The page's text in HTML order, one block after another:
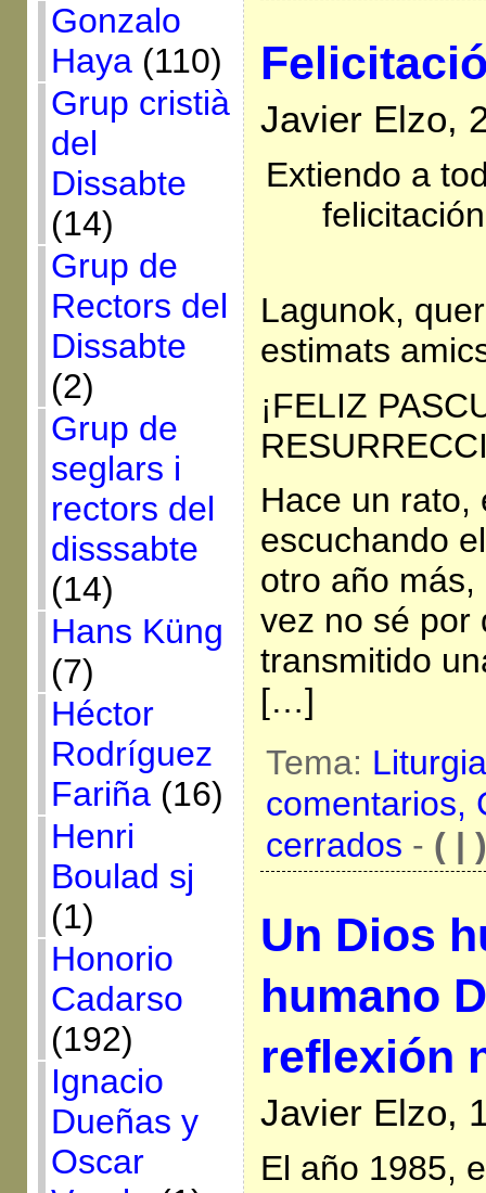
Gonzalo
Haya(110)
Grup cristià
del
Dissabte
(14)
Grup de
Rectors del
Dissabte
(2)
Grup de
seglars i
rectors del
disssabte
(14)
Hans Küng
(7)
Héctor
Rodríguez
Fariña(16)
Henri
Boulad sj
(1)
Honorio
Cadarso
(192)
Ignacio
Dueñas y
Oscar
Javier Elzo,
Extiendo a
Lagunok,
estimats
¡FELIZ
Hace un rato,
escuchando
otro año
vez no sé por
transmitido
[…]
Tema:
comentarios,
cerrados - ( | )
Un Dios
humano
reflexión
Javier Elzo,
El año 1985,